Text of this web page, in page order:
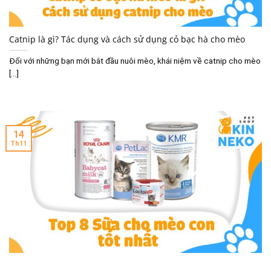
Catnip là gì? Tác dụng và cách sử dụng cỏ bạc hà cho mèo
Đối với những bạn mới bắt đầu nuôi mèo, khái niệm về catnip cho mèo
[...]
14
Th11